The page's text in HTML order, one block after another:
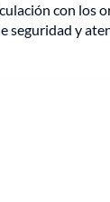
con los
y